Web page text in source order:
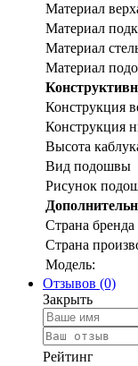
Материал
Материал
Материал
Материал
Конструкция
Конструкция
Высота
Вид подошвы
Рисунок
Страна бренда
Страна
Модель:
Отзывов (0)
Закрыть
Рейтинг